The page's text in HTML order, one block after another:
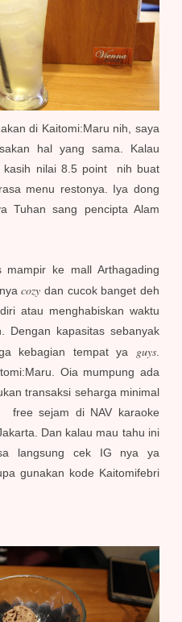
di Kaitomi:Maru nih, saya
hal yang sama. Kalau
kasih nilai 8.5 point nih buat
menu restonya. Iya dong
Tuhan sang pencipta Alam
mampir ke mall Arthagading
cozy dan cucok banget deh
atau menghabiskan waktu
Dengan kapasitas sebanyak
kebagian tempat ya guys.
Oia mumpung ada
transaksi seharga minimal
free sejam di NAV karaoke
Dan kalau mau tahu ini
langsung cek IG nya ya
gunakan kode Kaitomifebri